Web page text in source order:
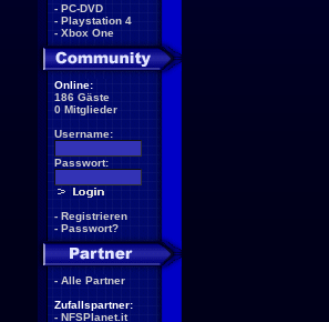
- PC-DVD
- Playstation 4
- Xbox One
Online:
186 Gäste
0 Mitglieder
Username:
Passwort:
- Registrieren
- Passwort?
- Alle Partner
Zufallspartner:
- NFSPlanet.it